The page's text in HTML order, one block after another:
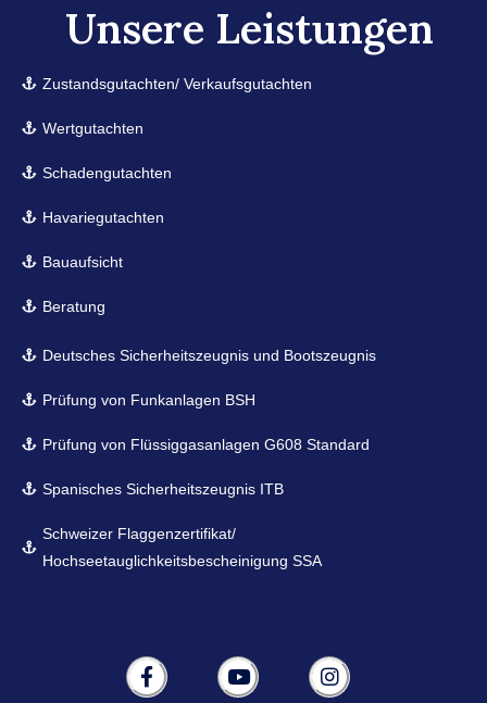
Unsere Leistungen
Zustandsgutachten/ Verkaufsgutachten
Wertgutachten
Schadengutachten
Havariegutachten
Bauaufsicht
Beratung
Deutsches Sicherheitszeugnis und Bootszeugnis
Prüfung von Funkanlagen BSH
Prüfung von Flüssiggasanlagen G608 Standard
Spanisches Sicherheitszeugnis ITB
Schweizer Flaggenzertifikat/
Hochseetauglichkeitsbescheinigung SSA